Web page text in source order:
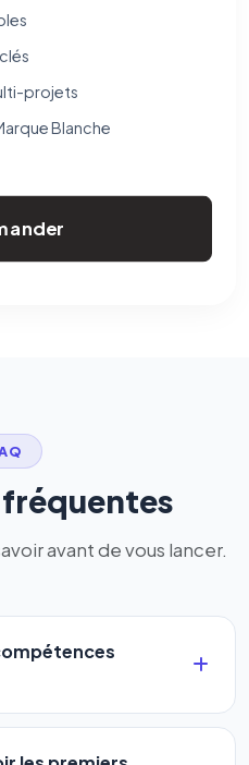
projets
Blanche
avant de vous lancer.
a été conçu pour
profils: artisans,